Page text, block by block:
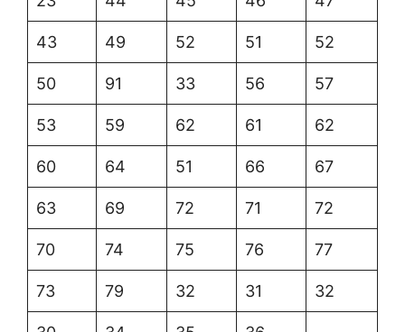
43 49 52 51 52
50 91 33 56 57
53 59 62 61 62
60 64 51 66 67
63 69 72 71 72
70 74 75 76 77
73 79 32 31 32